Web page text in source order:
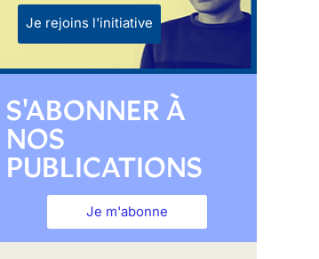
Je rejoins l'initiative
S'ABONNER À
NOS
PUBLICATIONS
Je m'abonne